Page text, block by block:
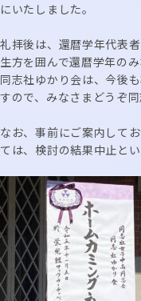
にいたしました。
礼拝後は、還暦学年代表
生方を囲んで還暦学年の
同志社ゆかり会は、今後
すので、みなさまどうぞ
なお、事前にご案内して
ては、検討の結果中止とい